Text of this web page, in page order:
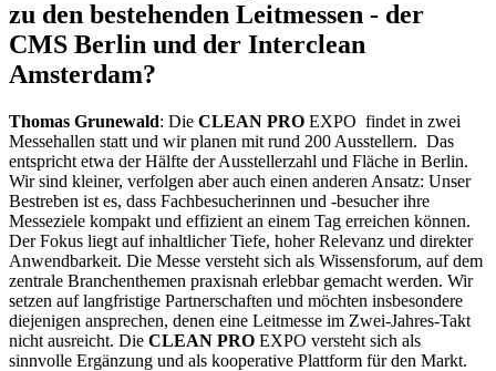
zu den bestehenden Leitmessen - der
CMS Berlin und der Interclean
Amsterdam?
Thomas Grunewald: Die CLEAN PRO EXPO findet in zwei
Messehallen statt und wir planen mit rund 200 Ausstellern. Das
entspricht etwa der Hälfte der Ausstellerzahl und Fläche in Berlin.
Wir sind kleiner, verfolgen aber auch einen anderen Ansatz: Unser
Bestreben ist es, dass Fachbesucherinnen und -besucher ihre
Messeziele kompakt und effizient an einem Tag erreichen können.
Der Fokus liegt auf inhaltlicher Tiefe, hoher Relevanz und direkter
Anwendbarkeit. Die Messe versteht sich als Wissensforum, auf dem
zentrale Branchenthemen praxisnah erlebbar gemacht werden. Wir
setzen auf langfristige Partnerschaften und möchten insbesondere
diejenigen ansprechen, denen eine Leitmesse im Zwei-Jahres-Takt
nicht ausreicht. Die CLEAN PRO EXPO versteht sich als
sinnvolle Ergänzung und als kooperative Plattform für den Markt.